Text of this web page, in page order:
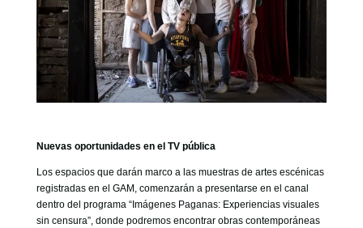
Nuevas oportunidades en el TV pública
Los espacios que darán marco a las muestras de artes escénicas
registradas en el GAM, comenzarán a presentarse en el canal
dentro del programa “Imágenes Paganas: Experiencias visuales
sin censura”, donde podremos encontrar obras contemporáneas